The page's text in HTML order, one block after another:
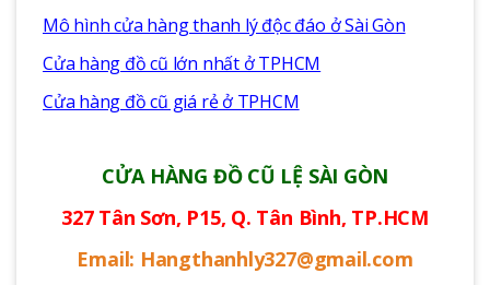
Mô hình cửa hàng thanh lý độc đáo ở Sài Gòn
Cửa hàng đồ cũ lớn nhất ở TPHCM
Cửa hàng đồ cũ giá rẻ ở TPHCM
CỬA HÀNG ĐỒ CŨ LỆ SÀI GÒN
327 Tân Sơn, P15, Q. Tân Bình, TP.HCM
Email: Hangthanhly327@gmail.com